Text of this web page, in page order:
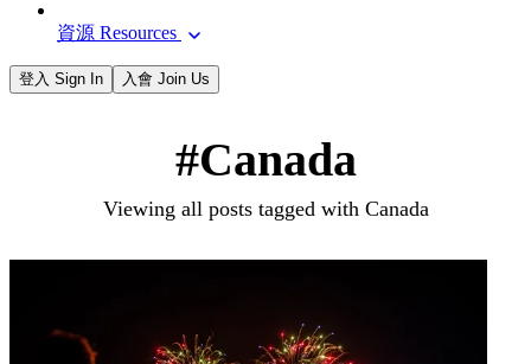
資源 Resources
登入 Sign In 入會 Join Us
#Canada
Viewing all posts tagged with Canada